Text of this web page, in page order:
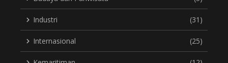
Industri (31)
Internasional (25)